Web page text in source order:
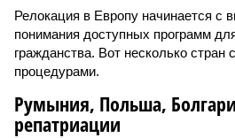
Релокация в Европу начинается с
понимания доступных программ
гражданства. Вот несколько
процедурами.
Румыния, Польша,
репатриации